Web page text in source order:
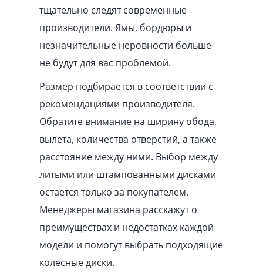
тщательно следят современные
производители. Ямы, бордюры и
незначительные неровности больше
не будут для вас проблемой.
Размер подбирается в соответствии с
рекомендациями производителя.
Обратите внимание на ширину обода,
вылета, количества отверстий, а также
расстояние между ними. Выбор между
литыми или штампованными дисками
остается только за покупателем.
Менеджеры магазина расскажут о
преимуществах и недостатках каждой
модели и помогут выбрать подходящие
колесные диски.